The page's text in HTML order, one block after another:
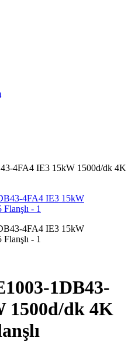
4FA4 IE3 15kW 1500d/dk 4K
1DB43-
1500d/dk 4K